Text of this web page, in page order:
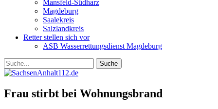
Mansfeld-Südharz
Magdeburg
Saalekreis
Salzlandkreis
Retter stellen sich vor
ASB Wasserrettungsdienst Magdeburg
Frau stirbt bei Wohnungsbrand